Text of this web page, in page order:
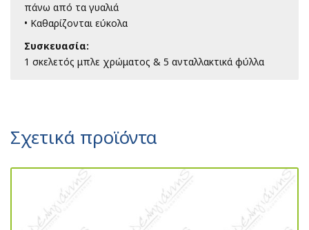
πάνω από τα γυαλιά
• Καθαρίζονται εύκολα
Συσκευασία:
1 σκελετός μπλε χρώματος & 5 ανταλλακτικά φύλλα
Σχετικά προϊόντα